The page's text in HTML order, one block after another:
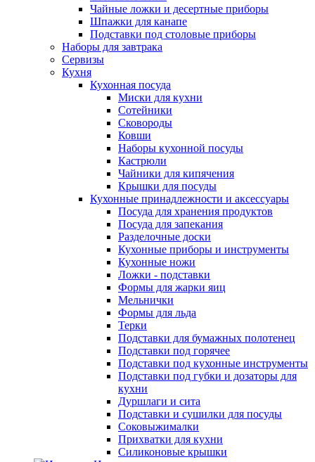
Чайные ложки и десертные приборы
Шпажки для канапе
Подставки под столовые приборы
Наборы для завтрака
Сервизы
Кухня
Кухонная посуда
Миски для кухни
Сотейники
Сковороды
Ковши
Наборы кухонной посуды
Кастрюли
Чайники для кипячения
Крышки для посуды
Кухонные принадлежности и аксессуары
Посуда для хранения продуктов
Посуда для запекания
Разделочные доски
Кухонные приборы и инструменты
Кухонные ножи
Ложки - подставки
Формы для жарки яиц
Мельнички
Формы для льда
Терки
Подставки для бумажных полотенец
Подставки под горячее
Подставки под кухонные инструменты
Подставки под губки и дозаторы для
кухни
Дуршлаги и сита
Подставки и сушилки для посуды
Соковыжималки
Прихватки для кухни
Силиконовые крышки